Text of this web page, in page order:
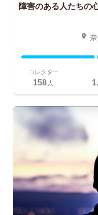
障害のある人たちの
コレクター
158 人